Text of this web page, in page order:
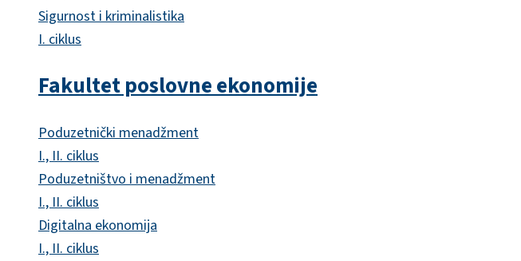
Sigurnost i kriminalistika
I. ciklus
Fakultet poslovne ekonomije
Poduzetnički menadžment
I., II. ciklus
Poduzetništvo i menadžment
I., II. ciklus
Digitalna ekonomija
I., II. ciklus